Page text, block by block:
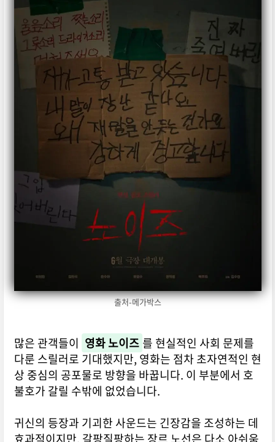
출처-메가박스
많은 관객들이 영화 노이즈 를 현실적인 사회 문제를
다룬 스릴러로 기대했지만, 영화는 점차 초자연적인 현
상 중심의 공포물로 방향을 바꿉니다. 이 부분에서 호
불호가 갈릴 수밖에 없었습니다.
귀신의 등장과 기괴한 사운드는 긴장감을 조성하는 데